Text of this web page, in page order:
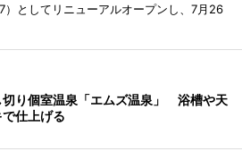
としてリニューアルオープンし、7月26
切り個室温泉「エムズ温泉」 浴槽や天
仕上げる